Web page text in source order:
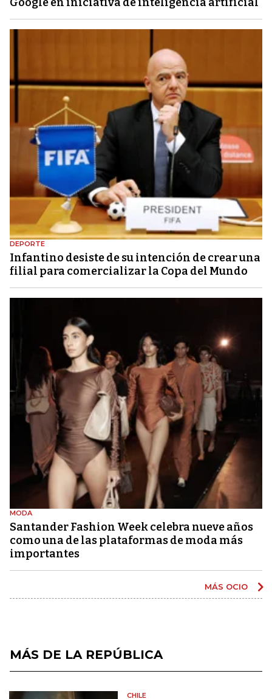
DEPORTE
Infantino desiste de su intención de crear una
filial para comercializar la Copa del Mundo
MODA
Santander Fashion Week celebra nueve años
como una de las plataformas de moda más
importantes
MÁS OCIO
MÁS DE LA REPÚBLICA
CHILE